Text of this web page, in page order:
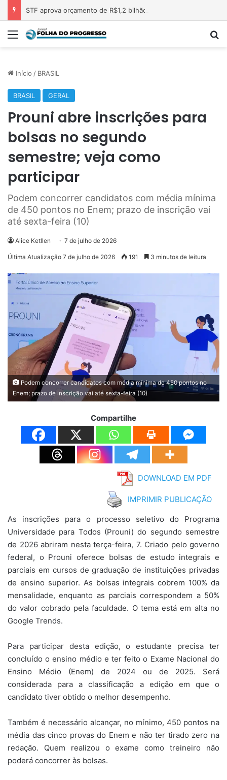
Menu
Início / BRASIL
BRASIL GERAL
Prouni abre inscrições para
bolsas no segundo
semestre; veja como
participar
Podem concorrer candidatos com média mínima
de 450 pontos no Enem; prazo de inscrição vai
até sexta-feira (10)
Alice Ketllen 7 de julho de 2026
Última Atualização 7 de julho de 2026 191 3 minutos de leitura
Podem concorrer candidatos com média mínima de 450 pontos no
Enem; prazo de inscrição vai até sexta-feira (10)
Compartilhe
DOWNLOAD EM PDF
IMPRIMIR PUBLICAÇÃO
As inscrições para o processo seletivo do Programa
Universidade para Todos (Prouni) do segundo semestre
de 2026 abriram nesta terça-feira, 7. Criado pelo governo
federal, o Prouni oferece bolsas de estudo integrais e
parciais em cursos de graduação de instituições privadas
de ensino superior. As bolsas integrais cobrem 100% da
mensalidade, enquanto as parciais correspondem a 50%
do valor cobrado pela faculdade. O tema está em alta no
Google Trends.
Para participar desta edição, o estudante precisa ter
concluído o ensino médio e ter feito o Exame Nacional do
Ensino Médio (Enem) de 2024 ou de 2025. Será
considerada para a classificação a edição em que o
candidato tiver obtido o melhor desempenho.
Também é necessário alcançar, no mínimo, 450 pontos na
média das cinco provas do Enem e não ter tirado zero na
redação. Quem realizou o exame como treineiro não
poderá concorrer às bolsas.